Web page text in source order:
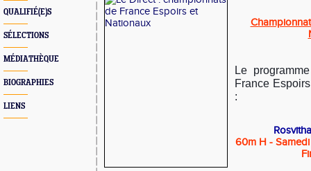
QUALIFIÉ(E)S
SÉLECTIONS
MÉDIATHÈQUE
BIOGRAPHIES
LIENS
Le
France
:
60m H - Samedi